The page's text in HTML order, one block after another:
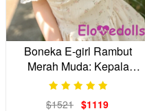
Boneka E-girl Rambut
Merah Muda: Kepala
Silikon 155cm Gf Anda
$1521 $1119